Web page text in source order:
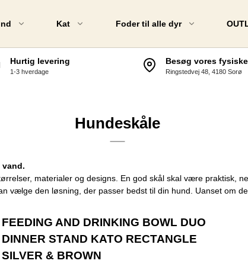
Kat Foder til alle dyr
foder & Lucerne
MUSH
Hurtig levering
1-3 hverdage
Besøg vores
Ringstedvej 48, 4180 Sorø
Hundeskåle
materialer og designs. En god skål skal være praktisk,
vælge den løsning, der passer bedst til din hund. Uanset om
FEEDING AND DRINKING BOWL DUO
DINNER STAND KATO RECTANGLE
SILVER & BROWN